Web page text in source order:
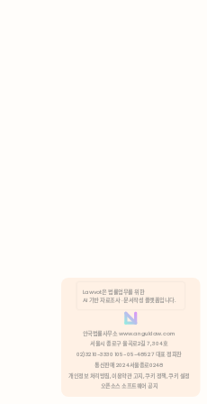
분석 쿠키 허용
Lawvot은 법률업무를 위한
AI 기반 자료조사 · 문서작성 플랫폼입니다.
안국법률사무소 www.anguklaw.com
서울시 종로구 율곡로2길 7, 304호
02)3210-3330 105-05-48527 대표 정희찬
통신판매 2024서울종로0248
개인정보 처리방침, 이용약관 고지, 쿠키 정책, 쿠키 설정
오픈소스 소프트웨어 공지